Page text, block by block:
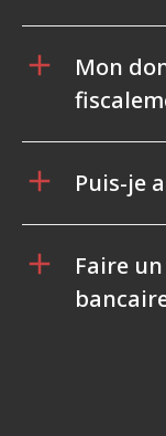
Mon
Puis-je
Faire